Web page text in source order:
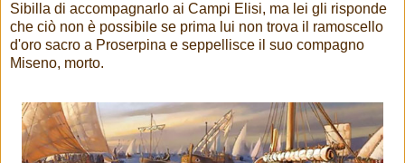
Sibilla di accompagnarlo ai Campi Elisi, ma lei gli risponde
che ciò non è possibile se prima lui non trova il ramoscello
d'oro sacro a Proserpina e seppellisce il suo compagno
Miseno, morto.